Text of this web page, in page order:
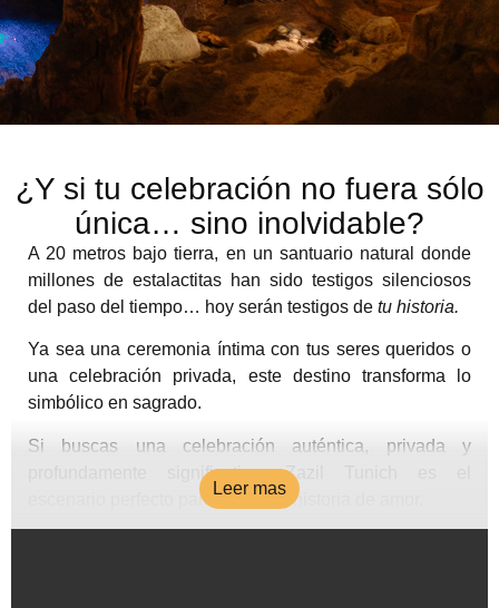
¿Y si tu celebración no fuera sólo
única… sino inolvidable?
A 20 metros bajo tierra, en un santuario natural donde
millones de estalactitas han sido testigos silenciosos
del paso del tiempo… hoy serán testigos de tu historia.
Ya sea una ceremonia íntima con tus seres queridos o
una celebración privada, este destino transforma lo
simbólico en sagrado.
Si buscas una celebración auténtica, privada y
profundamente significativa, Zazil Tunich es el
escenario perfecto para honrar tu historia de amor.
Leer mas